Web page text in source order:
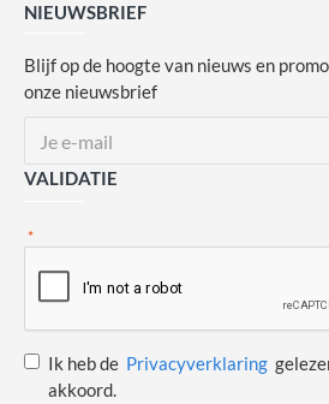
NIEUWSBRIEF
Blijf op de hoogte van nieuws en
onze nieuwsbrief
VALIDATIE
Ik heb de Privacyverklaring
akkoord.